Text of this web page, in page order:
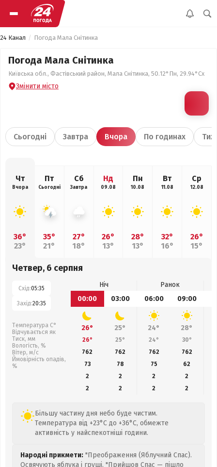
24 Канал Погода Мала Снітинка
Погода Мала Снітинка
Київська обл., Фастівський район, Мала Снітинка, 50.12°Пн, 29.94°Сх
Змінити місто
Сьогодні Завтра Вчора По годинах
Чт
Вчора
36°
23°
Пт
Сьогодні
35°
21°
Сб
Завтра
27°
18°
Нд
09.08
26°
13°
Пн
10.08
28°
13°
Вт
11.08
32°
16°
Ср
12.08
26°
15°
Четвер, 6 серпня
Схід:05:35
Захід:20:35
Температура С°
Відчувається як
Тиск, мм
Вологість, %
Вітер, м/с
Ймовірність опадів,
%
Ніч
Ранок
00:00
03:00 06:00 09:00
26° 25° 24° 28°
26° 25° 24° 30°
762
762 762 762
73
78 75 62
2
2 2
2
2
2 2 2
Більшу частину дня небо буде чистим.
Температура від +23°C до +36°C, обмежте
активність у найспекотніші години.
Народні прикмети: "Преображення (Яблучний Спас).
Освячують яблука і груші. "Прийшов Спас — пішло